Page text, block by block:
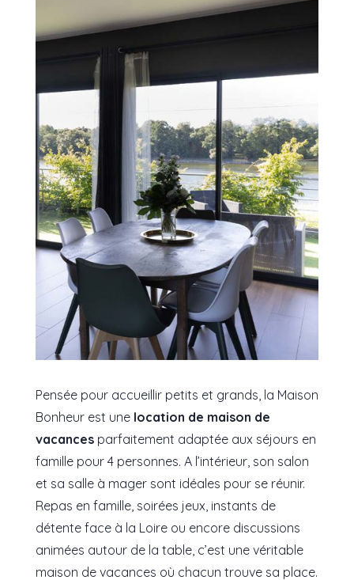
Pensée pour accueillir petits et grands, la Maison
Bonheur est une location de maison de
vacancesparfaitement adaptée aux séjours en
famille pour 4 personnes. A l’intérieur, son salon
et sa salle à mager sont idéales pour se réunir.
Repas en famille, soirées jeux, instants de
détente face à la Loire ou encore discussions
animées autour de la table, c’est une véritable
maison de vacances où chacun trouve sa place.